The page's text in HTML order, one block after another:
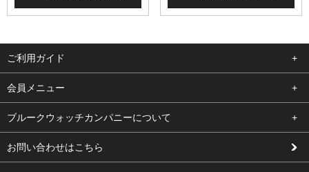
ご利用ガイド
よくある質問
支払い・送料
修理依頼
会員メニュー
ログイン
お気に入り
ブルークウォッチカンパニーについて
会社概要
お問い合わせはこちら